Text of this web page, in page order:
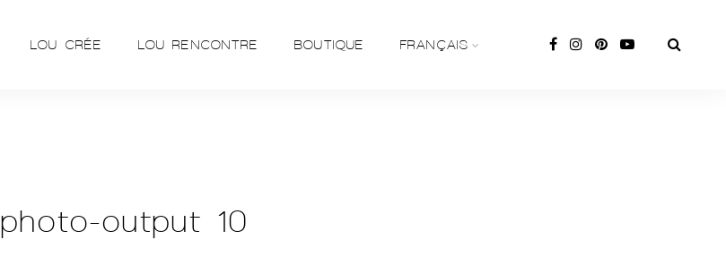
LOU CRÉE LOU RENCONTRE BOUTIQUE FRANÇAIS
photo-output 10